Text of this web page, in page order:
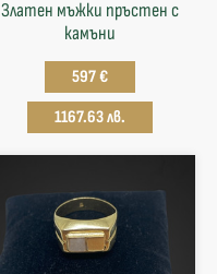
Златен мъжки пръстен с
камъни
597 €
1167.63 лв.